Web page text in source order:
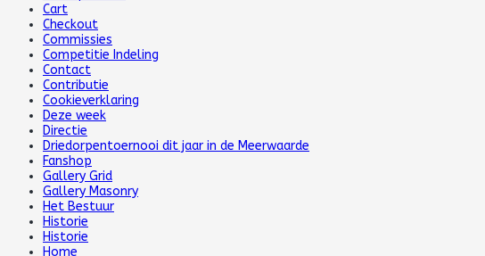
Cart
Checkout
Commissies
Competitie Indeling
Contact
Contributie
Cookieverklaring
Deze week
Directie
Driedorpentoernooi dit jaar in de Meerwaarde
Fanshop
Gallery Grid
Gallery Masonry
Het Bestuur
Historie
Historie
Home